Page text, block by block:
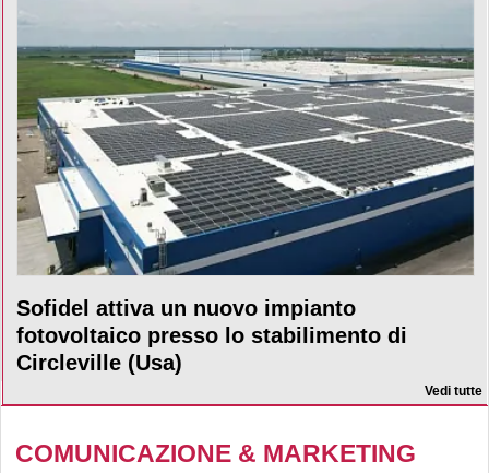
Sofidel attiva un nuovo impianto
fotovoltaico presso lo stabilimento di
Circleville (Usa)
Vedi tutte
COMUNICAZIONE & MARKETING